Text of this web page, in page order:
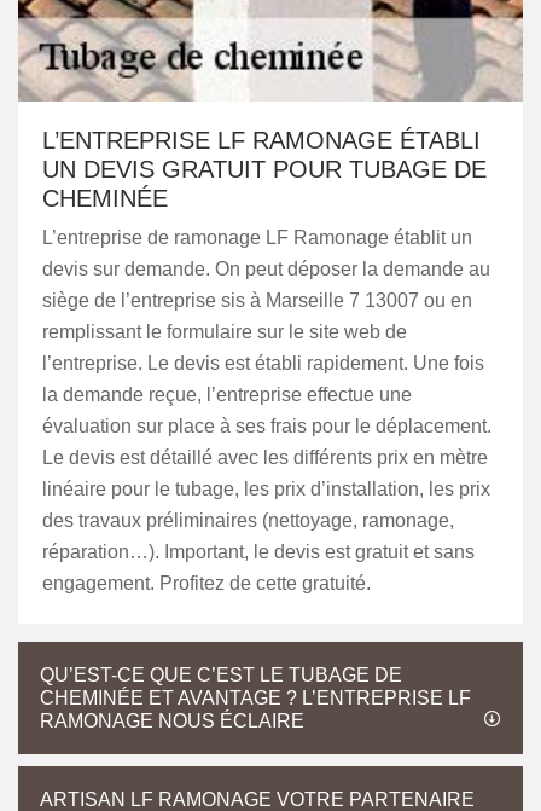
L’ENTREPRISE LF RAMONAGE ÉTABLI
UN DEVIS GRATUIT POUR TUBAGE DE
CHEMINÉE
L’entreprise de ramonage LF Ramonage établit un
devis sur demande. On peut déposer la demande au
siège de l’entreprise sis à Marseille 7 13007 ou en
remplissant le formulaire sur le site web de
l’entreprise. Le devis est établi rapidement. Une fois
la demande reçue, l’entreprise effectue une
évaluation sur place à ses frais pour le déplacement.
Le devis est détaillé avec les différents prix en mètre
linéaire pour le tubage, les prix d’installation, les prix
des travaux préliminaires (nettoyage, ramonage,
réparation…). Important, le devis est gratuit et sans
engagement. Profitez de cette gratuité.
QU’EST-CE QUE C’EST LE TUBAGE DE
CHEMINÉE ET AVANTAGE ? L’ENTREPRISE LF
RAMONAGE NOUS ÉCLAIRE
ARTISAN LF RAMONAGE VOTRE PARTENAIRE